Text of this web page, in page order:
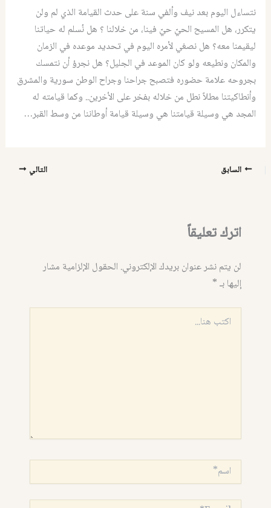
نتساءل اليوم بعد نيف وألفي سنة على حدث القيامة الذي لم ولن
يتكرر، هل المسيح الحيّ حيّ فينا، من خلالنا ؟ هل نُسلم له حياتنا
ليقيمنا معه؟ هل نصغي لأمره اليوم في تحديد موعده في الزمان
والمكان ونطيعه ولو كان الموعد في الجليل؟ هل نجرؤ أن نتمسك
بجروحه علامة حضوره فتصبح جراحنا وجراح الوطن سورية والمشرق
وأنطاكيتنا مطلاً نطل من خلاله بفخر على الأخرين.. وكما قيامته له
المجد هي وسيلة قيامتنا هي وسيلة قيامة أوطاننا من وسط القبر…
السابق التالي
اترك تعليقاً
لن يتم نشر عنوان بريدك الإلكتروني. الحقول الإلزامية مشار
إليها بـ*
اكتب
هنا...
اسم*
Email*